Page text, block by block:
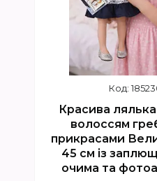
Красива
волоссям
прикрасами
45 см із
очима та